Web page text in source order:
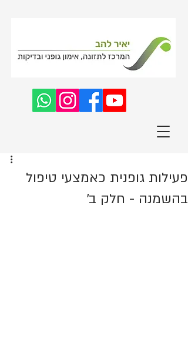
פעילות גופנית כאמצעי טיפול
בהשמנה - חלק ב'